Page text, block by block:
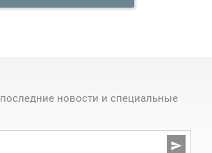
новости и специальные
